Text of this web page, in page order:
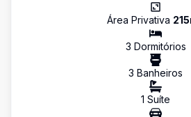
Área Privativa 215
3 Dormitórios
3 Banheiros
1 Suíte